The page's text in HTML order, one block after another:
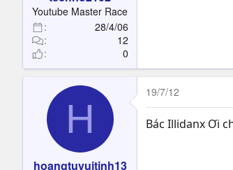
Youtube Master Race
28/4/06
12
0
H
hoangtuvuitinh13
19/7/12
Bác Illidanx Ơi